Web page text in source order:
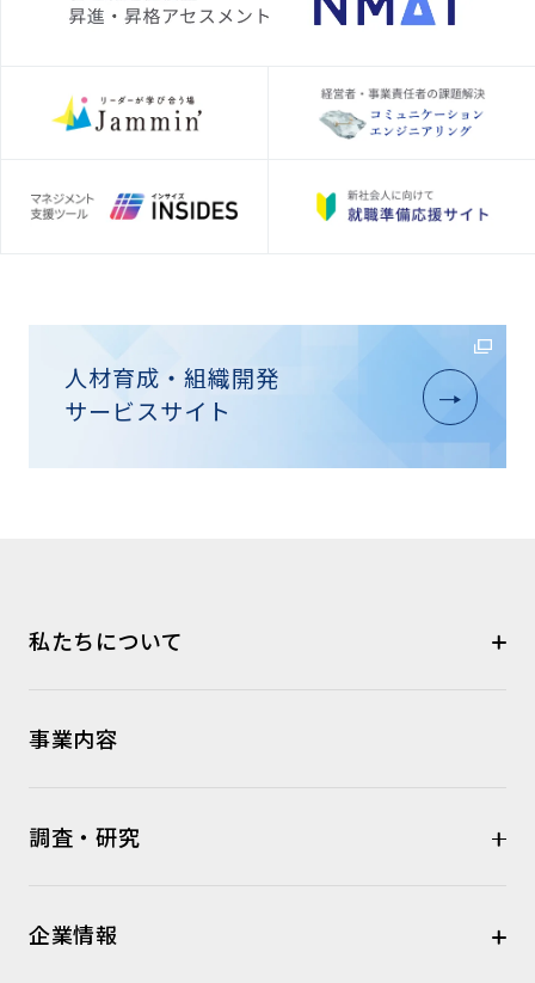
人材育成・組織開発
サービスサイト
私たちについて
事業内容
調査・研究
企業情報